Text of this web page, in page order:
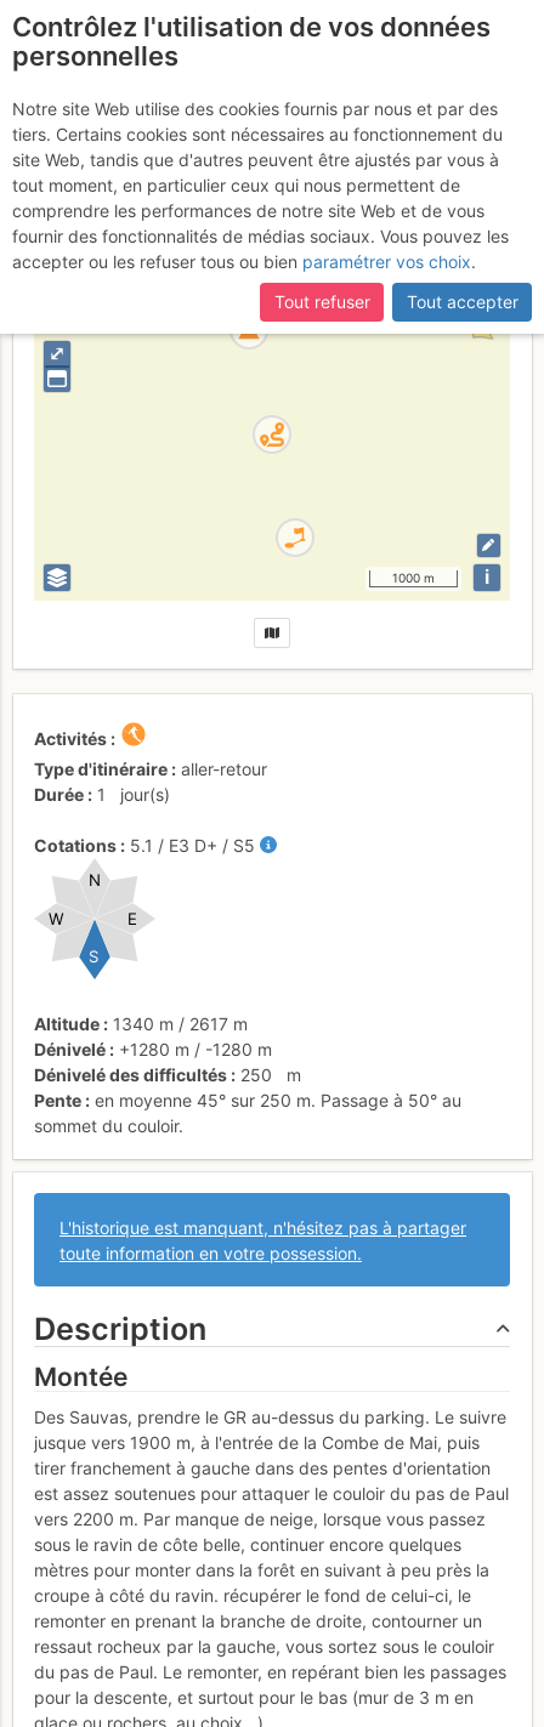
Tête des Pras
Arnaud : Par le Pas de Paul
France Hautes-Alpes Dévoluy
⤢
1000 m i
Activités
Type d'itinéraire
aller-retour
Durée
1 jour(s)
Cotations 5.1 / E3 D+ / S5
E
W
S
N
Altitude 1340 m / 2617 m
Dénivelé
+1280 m / -1280 m
Dénivelé des difficultés
250
m
Pente
en moyenne 45° sur 250 m. Passage à 50° au
sommet du couloir.
L'historique est manquant, n'hésitez pas à partager
toute information en votre possession.
Description
Montée
Des Sauvas, prendre le GR au-dessus du parking. Le suivre
jusque vers 1900 m, à l'entrée de la Combe de Mai, puis
tirer franchement à gauche dans des pentes d'orientation
est assez soutenues pour attaquer le couloir du pas de Paul
vers 2200 m. Par manque de neige, lorsque vous passez
sous le ravin de côte belle, continuer encore quelques
mètres pour monter dans la forêt en suivant à peu près la
croupe à côté du ravin. récupérer le fond de celui-ci, le
remonter en prenant la branche de droite, contourner un
ressaut rocheux par la gauche, vous sortez sous le couloir
du pas de Paul. Le remonter, en repérant bien les passages
pour la descente, et surtout pour le bas (mur de 3 m en
Contrôlez l'utilisation de vos données
personnelles
Notre site Web utilise des cookies fournis par nous et par des
tiers. Certains cookies sont nécessaires au fonctionnement du
site Web, tandis que d'autres peuvent être ajustés par vous à
tout moment, en particulier ceux qui nous permettent de
comprendre les performances de notre site Web et de vous
fournir des fonctionnalités de médias sociaux. Vous pouvez les
accepter ou les refuser tous ou bien paramétrer vos choix.
Tout refuser
Tout accepter